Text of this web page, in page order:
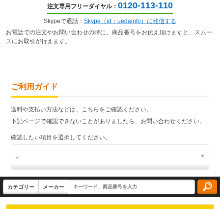
注文専用フリーダイヤル： 0120-113-110
Skypeで通話： Skype（id：uedainfo）に発信する
お電話での注文やお問い合わせの時に、商品番号をお伝え頂けますと、スムー
ズにお取引が行えます。
ご利用ガイド
送料や支払い方法などは、こちらをご確認ください。
下記ページで確認できないことがありましたら、お問い合わせください。
確認したい項目を選択してください。